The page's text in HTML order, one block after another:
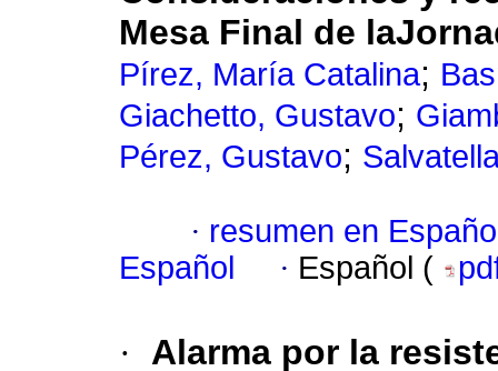
Mesa Final de
Pírez, María Catalina;
Giachetto, Gustavo;
Pérez, Gustavo;
· resumen en
Español
· Español (
·
Alarma por la